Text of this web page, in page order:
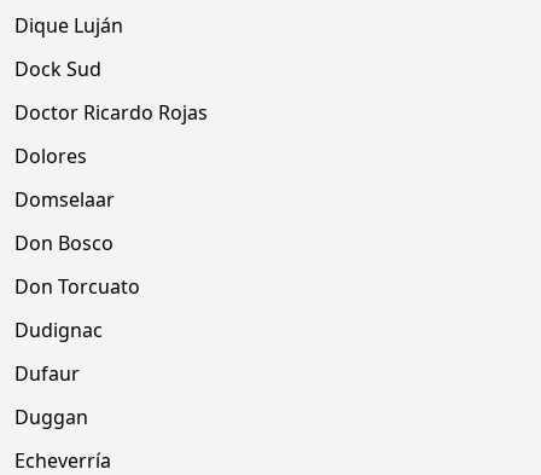
Dique Luján
Dock Sud
Doctor Ricardo Rojas
Dolores
Domselaar
Don Bosco
Don Torcuato
Dudignac
Dufaur
Duggan
Echeverría